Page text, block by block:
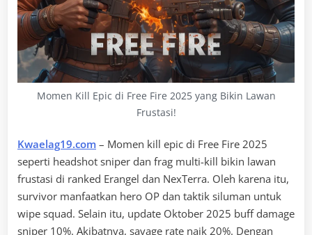
Momen Kill Epic di Free Fire 2025 yang Bikin Lawan
Frustasi!
Kwaelag19.com – Momen kill epic di Free Fire 2025
seperti headshot sniper dan frag multi-kill bikin lawan
frustasi di ranked Erangel dan NexTerra. Oleh karena itu,
survivor manfaatkan hero OP dan taktik siluman untuk
wipe squad. Selain itu, update Oktober 2025 buff damage
sniper 10%. Akibatnya, savage rate naik 20%. Dengan